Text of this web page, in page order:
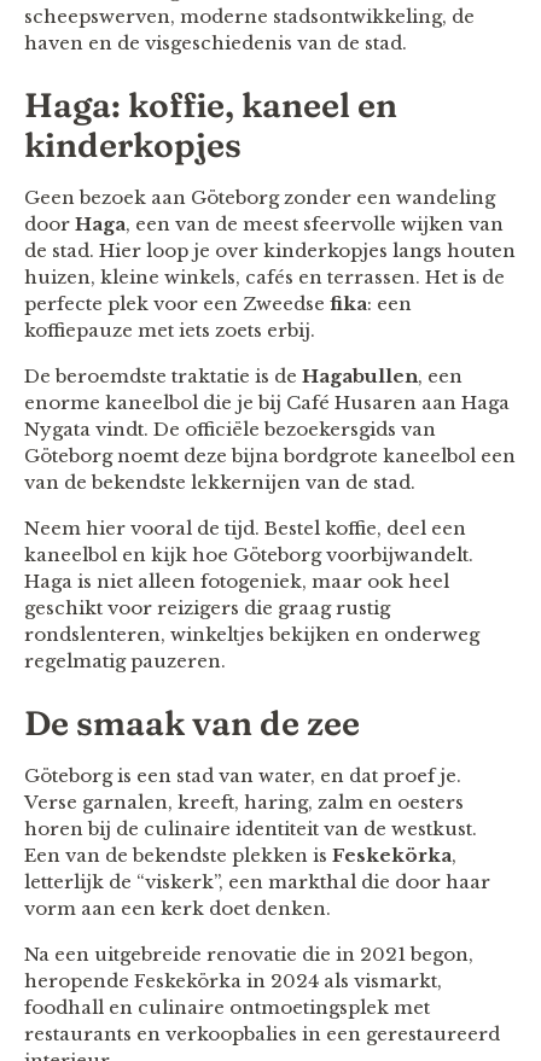
scheepswerven, moderne stadsontwikkeling, de
haven en de visgeschiedenis van de stad.
Haga: koffie, kaneel en
kinderkopjes
Geen bezoek aan Göteborg zonder een wandeling
door Haga, een van de meest sfeervolle wijken van
de stad. Hier loop je over kinderkopjes langs houten
huizen, kleine winkels, cafés en terrassen. Het is de
perfecte plek voor een Zweedse fika: een
koffiepauze met iets zoets erbij.
De beroemdste traktatie is de Hagabullen, een
enorme kaneelbol die je bij Café Husaren aan Haga
Nygata vindt. De officiële bezoekersgids van
Göteborg noemt deze bijna bordgrote kaneelbol een
van de bekendste lekkernijen van de stad.
Neem hier vooral de tijd. Bestel koffie, deel een
kaneelbol en kijk hoe Göteborg voorbijwandelt.
Haga is niet alleen fotogeniek, maar ook heel
geschikt voor reizigers die graag rustig
rondslenteren, winkeltjes bekijken en onderweg
regelmatig pauzeren.
De smaak van de zee
Göteborg is een stad van water, en dat proef je.
Verse garnalen, kreeft, haring, zalm en oesters
horen bij de culinaire identiteit van de westkust.
Een van de bekendste plekken is Feskekörka,
letterlijk de “viskerk”, een markthal die door haar
vorm aan een kerk doet denken.
Na een uitgebreide renovatie die in 2021 begon,
heropende Feskekörka in 2024 als vismarkt,
foodhall en culinaire ontmoetingsplek met
restaurants en verkoopbalies in een gerestaureerd